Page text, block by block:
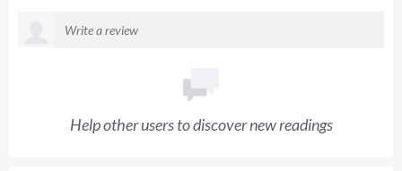
Help other users to discover new readings